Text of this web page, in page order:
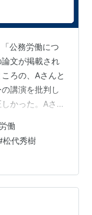
公務労働につ
文が掲載され
ろの、Aさんと
講演を批判し
かった。Aさん
もって、自己
とおもわれ
ならば、それ
政治的に利用
ぐりだした論
――20…
働
松代秀樹